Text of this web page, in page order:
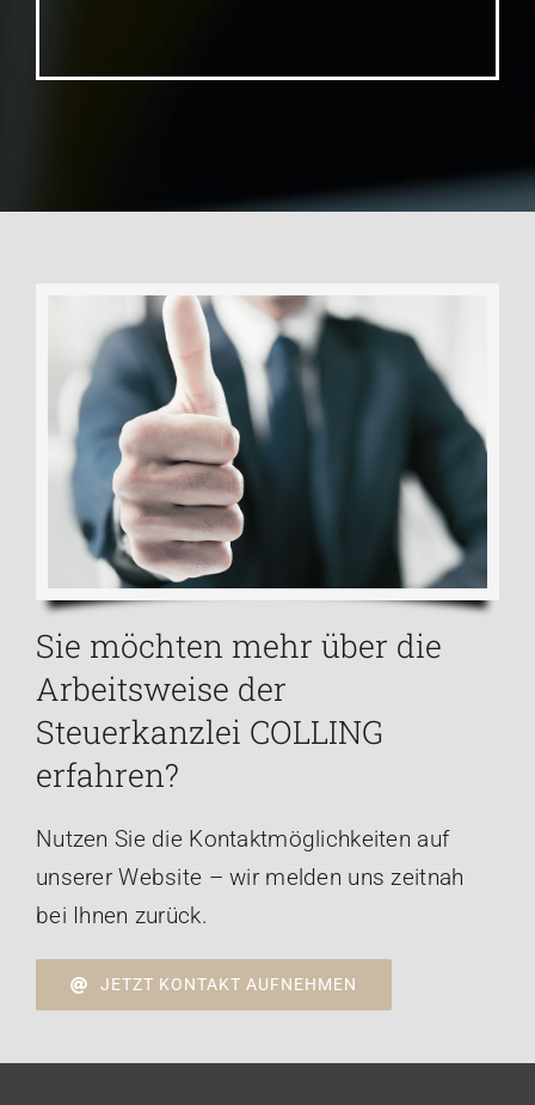
Sie möchten mehr über die
Arbeitsweise der
Steuerkanzlei COLLING
erfahren?
Nutzen Sie die Kontaktmöglichkeiten auf
unserer Website – wir melden uns zeitnah
bei Ihnen zurück.
JETZT KONTAKT AUFNEHMEN